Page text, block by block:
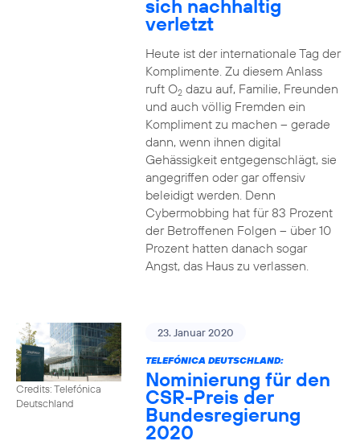
sich nachhaltig
verletzt
Heute ist der internationale Tag der
Komplimente. Zu diesem Anlass
ruft O2dazu auf, Familie, Freunden
und auch völlig Fremden ein
Kompliment zu machen – gerade
dann, wenn ihnen digital
Gehässigkeit entgegenschlägt, sie
angegriffen oder gar offensiv
beleidigt werden. Denn
Cybermobbing hat für 83 Prozent
der Betroffenen Folgen – über 10
Prozent hatten danach sogar
Angst, das Haus zu verlassen.
Credits: Telefónica
Deutschland
23. Januar 2020
TELEFÓNICA DEUTSCHLAND:
Nominierung für den
CSR-Preis der
Bundesregierung
2020